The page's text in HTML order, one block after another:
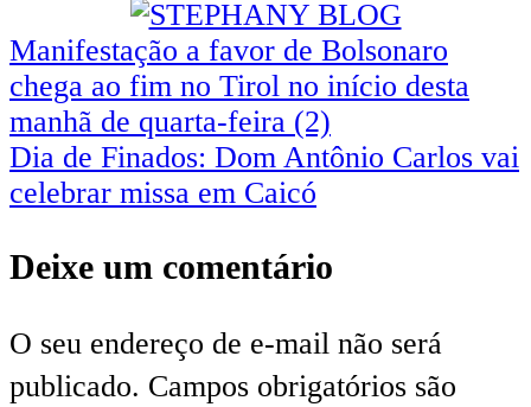
Navegação
de
Post
Manifestação a favor de Bolsonaro
chega ao fim no Tirol no início desta
manhã de quarta-feira (2)
Dia de Finados: Dom Antônio Carlos vai
celebrar missa em Caicó
Deixe um comentário
O seu endereço de e-mail não será
publicado. Campos obrigatórios são